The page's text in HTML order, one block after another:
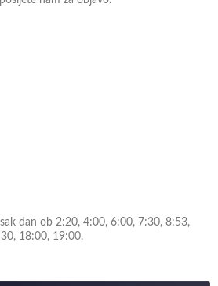
dan ob 2:20, 4:00, 6:00, 7:30, 8:53,
18:00, 19:00.